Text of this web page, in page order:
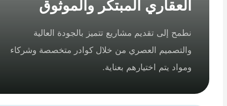
العقاري المبتكر والموثوق
نطمح إلى تقديم مشاريع تتميز بالجودة العالية
والتصميم العصري من خلال كوادر متخصصة وشركاء
ومواد يتم اختيارهم بعناية.